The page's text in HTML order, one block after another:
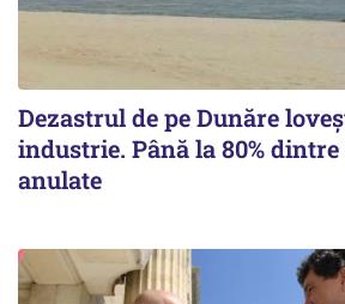
Dezastrul de pe Dunăre
industrie. Până la 80%
anulate